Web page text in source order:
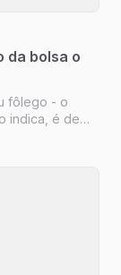
da bolsa o
fôlego - o
indica, é de